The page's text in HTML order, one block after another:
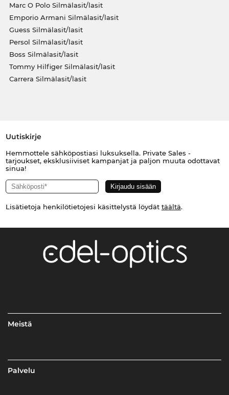
Marc O Polo Silmälasit/lasit
Emporio Armani Silmälasit/lasit
Guess Silmälasit/lasit
Persol Silmälasit/lasit
Boss Silmälasit/lasit
Tommy Hilfiger Silmälasit/lasit
Carrera Silmälasit/lasit
Uutiskirje
Hemmottele sähköpostiasi luksuksella. Private Sales -
tarjoukset, eksklusiiviset kampanjat ja paljon muuta odottavat
sinua!
Lisätietoja henkilötietojesi käsittelystä löydät täältä.
Meistä
Palvelu